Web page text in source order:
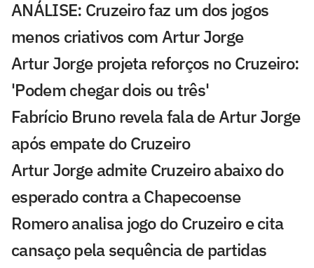
ANÁLISE: Cruzeiro faz um dos jogos
menos criativos com Artur Jorge
Artur Jorge projeta reforços no Cruzeiro:
'Podem chegar dois ou três'
Fabrício Bruno revela fala de Artur Jorge
após empate do Cruzeiro
Artur Jorge admite Cruzeiro abaixo do
esperado contra a Chapecoense
Romero analisa jogo do Cruzeiro e cita
cansaço pela sequência de partidas